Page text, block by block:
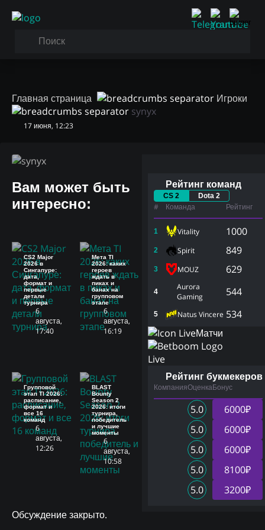
Главная страница
Игроки
synyx
17 июня, 12:23
synyx
Вам может быть
интересно:
CS2 Major
2026 в
Сингапуре:
дата,
формат и
первые
детали
турнира
6
августа,
17:40
Мета TI
2026: каких
героев
ждать в
пиках и
банах на
групповом
этапе
6
августа,
16:19
Групповой
этап TI 2026:
расписание,
формат и
все 16
команд
6
августа,
12:26
BLAST
Bounty
Season 2
2026: итоги
турнира,
победитель
и лучшие
моменты
6
августа,
10:58
Обсуждение закрыто.
Рейтинг команд
CS 2 Dota 2
# Команда Рейтинг
1 Vitality 1000
2 Spirit 849
3 MOUZ 629
4
Aurora
Gaming
544
5 Natus Vincere 534
Матчи
Live
Рейтинг букмекеров
КомпанияОценкаБонус
5.0
6000₽
5.0
6000₽
5.0
6000₽
5.0
8100₽
5.0
3200₽